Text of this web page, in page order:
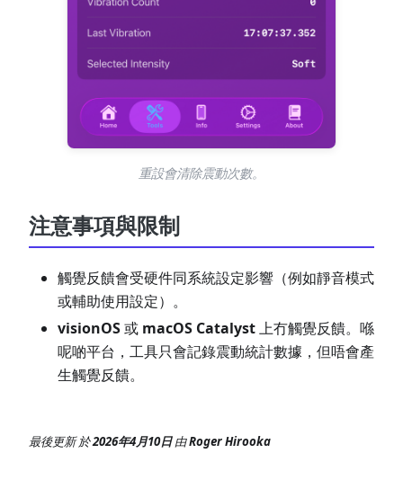
重設會清除震動次數。
注意事項與限制
觸覺反饋會受硬件同系統設定影響（例如靜音模式
或輔助使用設定）。
visionOS或 macOS Catalyst上冇觸覺反饋。喺
呢啲平台，工具只會記錄震動統計數據，但唔會產
生觸覺反饋。
最後更新於2026年4月10日由Roger Hirooka